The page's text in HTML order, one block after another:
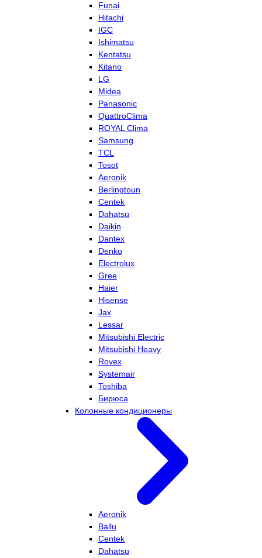
Funai
Hitachi
IGC
Ishimatsu
Kentatsu
Kitano
LG
Midea
Panasonic
QuattroClima
ROYAL Clima
Samsung
TCL
Tosot
Aeronik
Berlingtoun
Centek
Dahatsu
Daikin
Dantex
Denko
Electrolux
Gree
Haier
Hisense
Jax
Lessar
Mitsubishi Electric
Mitsubishi Heavy
Rovex
Systemair
Toshiba
Бирюса
Колонные кондиционеры
Aeronik
Ballu
Centek
Dahatsu